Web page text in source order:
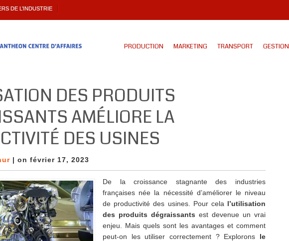
DE L’INDUSTRIE
PRODUCTION MARKETING TRANSPORT GESTION
DES PRODUITS
AMÉLIORE LA
DES USINES
| on février 17, 2023
De la croissance stagnante des industries
françaises née la nécessité d’améliorer le niveau
de productivité des usines. Pour cela l’utilisation
des produits dégraissants est devenue un vrai
enjeu. Mais quels sont les avantages et comment
peut-on les utiliser correctement ? Explorons le